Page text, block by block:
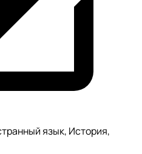
язык, История,